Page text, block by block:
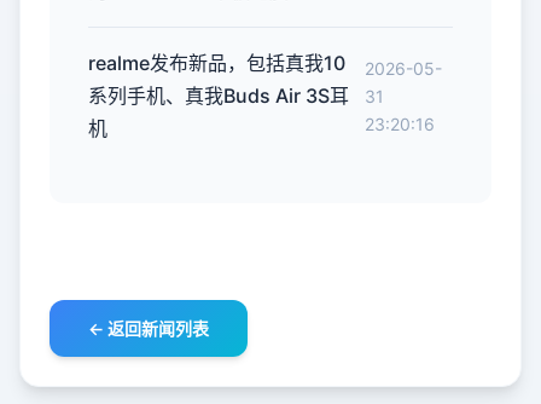
realme发布新品，包括真我10
系列手机、真我Buds Air 3S耳
机
2026-05-
31
23:20:16
← 返回新闻列表